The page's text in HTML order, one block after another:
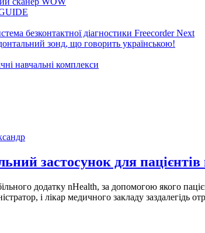
безконтактної діагностики Freecorder Next
зонд, що говорить українською!
навчальні комплекси
застосунок для пацієнтів
додатку nHealth, за допомогою якого
і лікар медичного закладу